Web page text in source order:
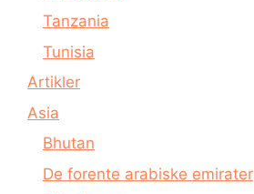
Tanzania
Tunisia
Artikler
Asia
Bhutan
De forente arabiske emirater